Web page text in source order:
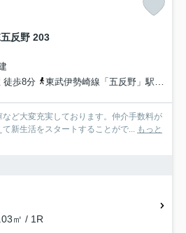
反野 203
徒歩8分
東武伊勢崎線「五反野」駅 徒歩8分
ど大変充実しております。仲介手数料が
新生活をスタートすることがで... もっと
㎡ / 1R